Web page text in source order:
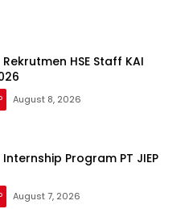
HSE Staff KAI
August 8, 2026
Program PT JIEP
August 7, 2026